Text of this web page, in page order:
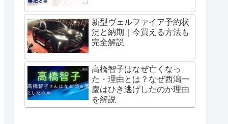
新型ヴェルファイア予約状
況と納期｜今買える方法も
完全解説
高橋智子はなぜ亡くなっ
た・理由とは？なぜ西潟一
慶はひき逃げしたのか理由
を解説